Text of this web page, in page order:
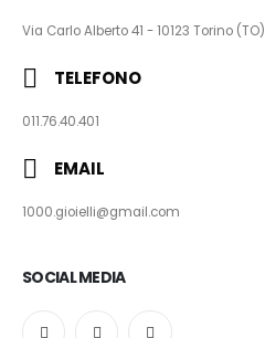
Via Carlo Alberto 41 - 10123 Torino (TO)
TELEFONO
011.76.40.401
EMAIL
1000.gioielli@gmail.com
SOCIAL MEDIA